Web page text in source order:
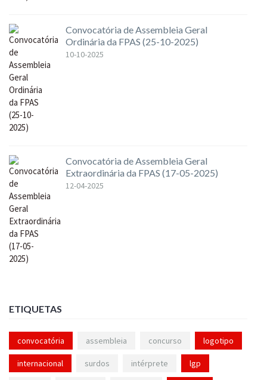
Convocatória de Assembleia Geral
Ordinária da FPAS (25-10-2025)
10-10-2025
Convocatória de Assembleia Geral
Extraordinária da FPAS (17-05-2025)
12-04-2025
ETIQUETAS
convocatória assembleia concurso logotipo
internacional surdos intérprete lgp